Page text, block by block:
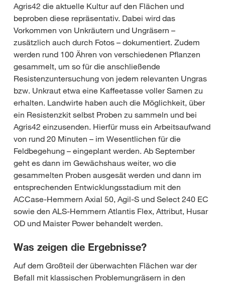
Agris42 die aktuelle Kultur auf den Flächen und
beproben diese repräsentativ. Dabei wird das
Vorkommen von Unkräutern und Ungräsern –
zusätzlich auch durch Fotos – dokumentiert. Zudem
werden rund 100 Ähren von verschiedenen Pflanzen
gesammelt, um so für die anschließende
Resistenzuntersuchung von jedem relevanten Ungras
bzw. Unkraut etwa eine Kaffeetasse voller Samen zu
erhalten. Landwirte haben auch die Möglichkeit, über
ein Resistenzkit selbst Proben zu sammeln und bei
Agris42 einzusenden. Hierfür muss ein Arbeitsaufwand
von rund 20 Minuten – im Wesentlichen für die
Feldbegehung – eingeplant werden. Ab September
geht es dann im Gewächshaus weiter, wo die
gesammelten Proben ausgesät werden und dann im
entsprechenden Entwicklungsstadium mit den
ACCase-Hemmern Axial 50, Agil-S und Select 240 EC
sowie den ALS-Hemmern Atlantis Flex, Attribut, Husar
OD und Maister Power behandelt werden.
Was zeigen die Ergebnisse?
Auf dem Großteil der überwachten Flächen war der
Befall mit klassischen Problemungräsern in den